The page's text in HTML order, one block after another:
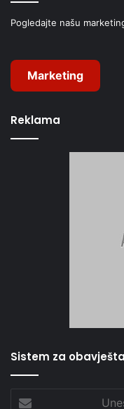
Pogledajte našu
Marketing
Reklama
Sistem za